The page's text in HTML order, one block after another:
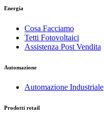
Energia
Cosa Facciamo
Tetti Fotovoltaici
Assistenza Post Vendita
Automazione
Automazione Industriale
Prodotti retail